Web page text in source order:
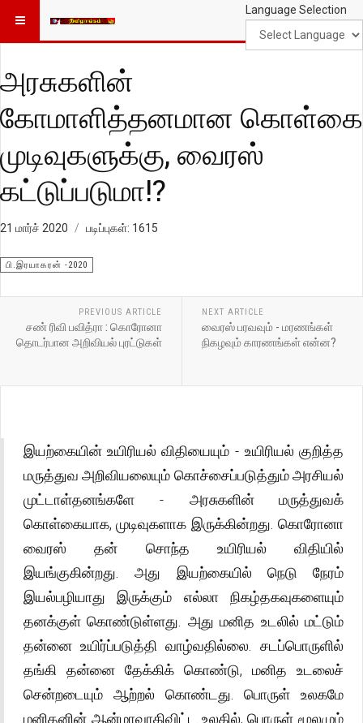
Language Selection
அரசுகளின்
கோமாளித்தனமான கொள்கை
முடிவுகளுக்கு, வைரஸ்
கட்டுப்படுமா!?
21 மார்ச் 2020 படிப்புகள்: 1615
பி.இரயாகரன் -2020
PREVIOUS ARTICLE
சண் ரிவி பவித்ரா : கொரோனா
தொடர்பான அறிவியல் புரட்டுகள்
NEXT ARTICLE
வைரஸ் பரவவும் - மரணங்கள்
நிகழவும் காரணங்கள் என்ன?
இயற்கையின் உயிரியல் விதியையும் - உயிரியல் குறித்த
மருத்துவ அறிவியலையும் கொச்சைப்படுத்தும் அரசியல்
முட்டாள்தனங்களே - அரசுகளின் மருத்துவக்
கொள்கையாக, முடிவுகளாக இருக்கின்றது. கொரோனா
வைரஸ் தன் சொந்த உயிரியல் விதியில்
இயங்குகின்றது. அது இயற்கையில் நெடு நேரம்
இயல்பழியாது இருக்கும் எல்லா நிகழ்தகவுகளையும்
தனக்குள் கொண்டுள்ளது. அது மனித உடலில் மட்டும்
தன்னை உயிர்ப்படுத்தி வாழ்வதில்லை. சடப்பொருளில்
தங்கி தன்னை தேக்கிக் கொண்டு, மனித உடலைச்
சென்றடையும் ஆற்றல் கொண்டது. பொருள் உலகமே
மனிதனின் ஆன்மாவாகிவிட்ட உலகில், பொருள் மூலமும்